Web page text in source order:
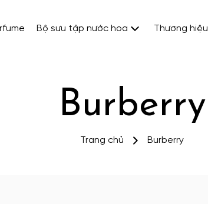
Bộ sưu tập nước hoa Thương hiệu
Burberry
Trang chủ Burberry